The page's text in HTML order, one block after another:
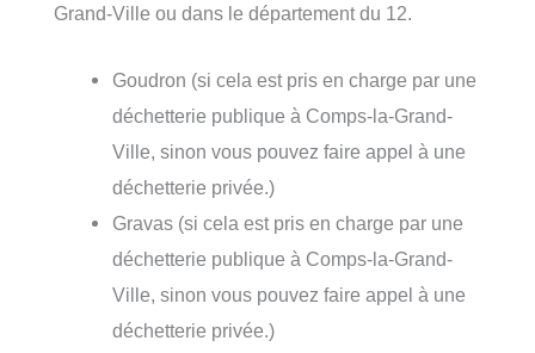
Grand-Ville ou dans le département du 12.
Goudron (si cela est pris en charge par une
déchetterie publique à Comps-la-Grand-
Ville, sinon vous pouvez faire appel à une
déchetterie privée.)
Gravas (si cela est pris en charge par une
déchetterie publique à Comps-la-Grand-
Ville, sinon vous pouvez faire appel à une
déchetterie privée.)